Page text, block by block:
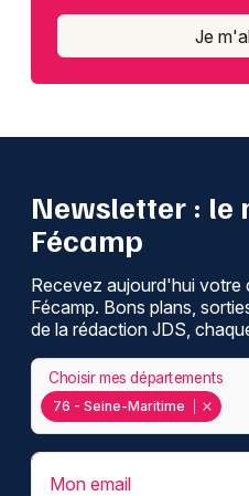
Grands événements en
Artistes en tournée
Magazine à Fécamp
Je
Newsletter : le
Fécamp
Recevez aujourd'hui votre
Fécamp. Bons plans,
de la rédaction JDS,
76 - Seine-Maritime
Choisir mes départements
Mon email